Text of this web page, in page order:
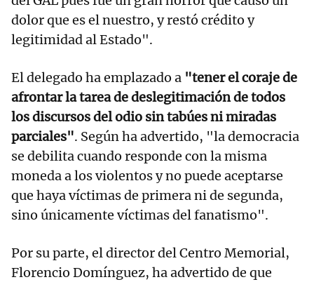
dolor que es el nuestro, y restó crédito y
legitimidad al Estado".
El delegado ha emplazado a "tener el coraje de
afrontar la tarea de deslegitimación de todos
los discursos del odio sin tabúes ni miradas
parciales". Según ha advertido, "la democracia
se debilita cuando responde con la misma
moneda a los violentos y no puede aceptarse
que haya víctimas de primera ni de segunda,
sino únicamente víctimas del fanatismo".
Por su parte, el director del Centro Memorial,
Florencio Domínguez, ha advertido de que